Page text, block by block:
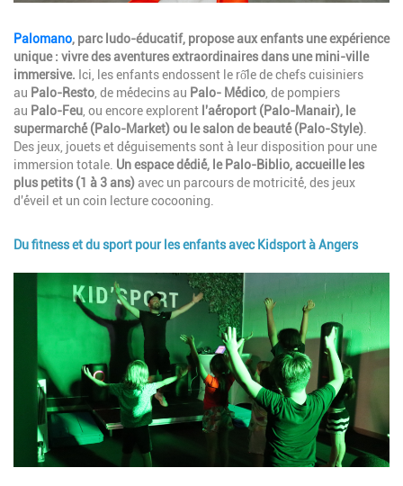
Description
Palomano, parc ludo-éducatif, propose aux enfants une expérience
unique : vivre des aventures extraordinaires dans une mini-ville
immersive. Ici, les enfants endossent le rô̂le de chefs cuisiniers
au Palo-Resto, de mé́decins au Palo- Mé́dico, de pompiers
au Palo-Feu, ou encore explorent l'aé́roport (Palo-Manair), le
supermarché́ (Palo-Market) ou le salon de beauté́ (Palo-Style).
Des jeux, jouets et dé́guisements sont à̀ leur disposition pour une
immersion totale. Un espace dé́dié́, le Palo-Biblio, accueille les
plus petits (1 à̀ 3 ans)avec un parcours de motricité́, des jeux
d'é́veil et un coin lecture cocooning.
Du fitness et du sport pour les enfants avec Kidsport à Angers
Image